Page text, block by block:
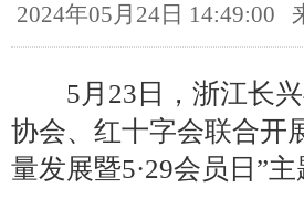
2024年05月24日 14:49:00
5月23日，浙江长兴
协会、红十字会联合开
量发展暨5·29会员日”主